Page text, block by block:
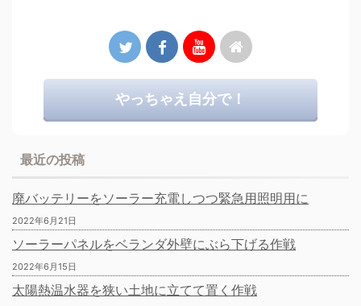
やっちゃえ自分で！
最近の投稿
廃バッテリーをソーラー充電しつつ緊急用照明用に
2022年6月21日
ソーラーパネルをベランダ外壁にぶら下げる作戦
2022年6月15日
太陽熱温水器を狭い土地に立てて置く作戦